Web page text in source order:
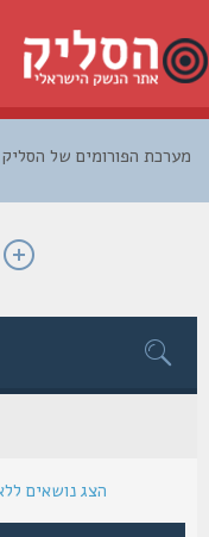
הפורומים של הסליק
הצג נושאים ללא